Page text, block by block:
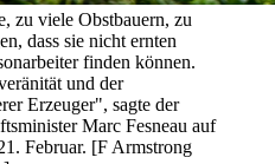
zu viele Obstbauern, zu
dass sie nicht ernten
finden können.
und der
Erzeuger", sagte der
Marc Fesneau auf
Februar. [F Armstrong